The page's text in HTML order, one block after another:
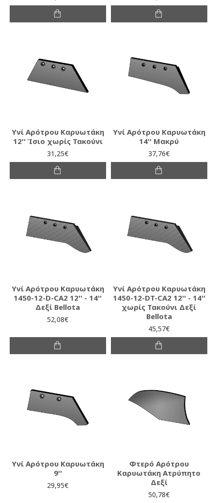
Υνί Αρότρου Καρυωτάκη
12'' Ίσιο χωρίς Τακούνι
31,25€
Υνί Αρότρου Καρυωτάκη
14'' Μακρύ
37,76€
Υνί Αρότρου Καρυωτάκη
1450-12-D-CA2 12'' - 14''
Δεξί Bellota
52,08€
Υνί Αρότρου Καρυωτάκη
1450-12-DT-CA2 12'' - 14''
χωρίς Τακούνι Δεξί
Bellota
45,57€
Υνί Αρότρου Καρυωτάκη
9''
29,95€
Φτερό Αρότρου
Καρυωτάκη Ατρύπητο
Δεξί
50,78€